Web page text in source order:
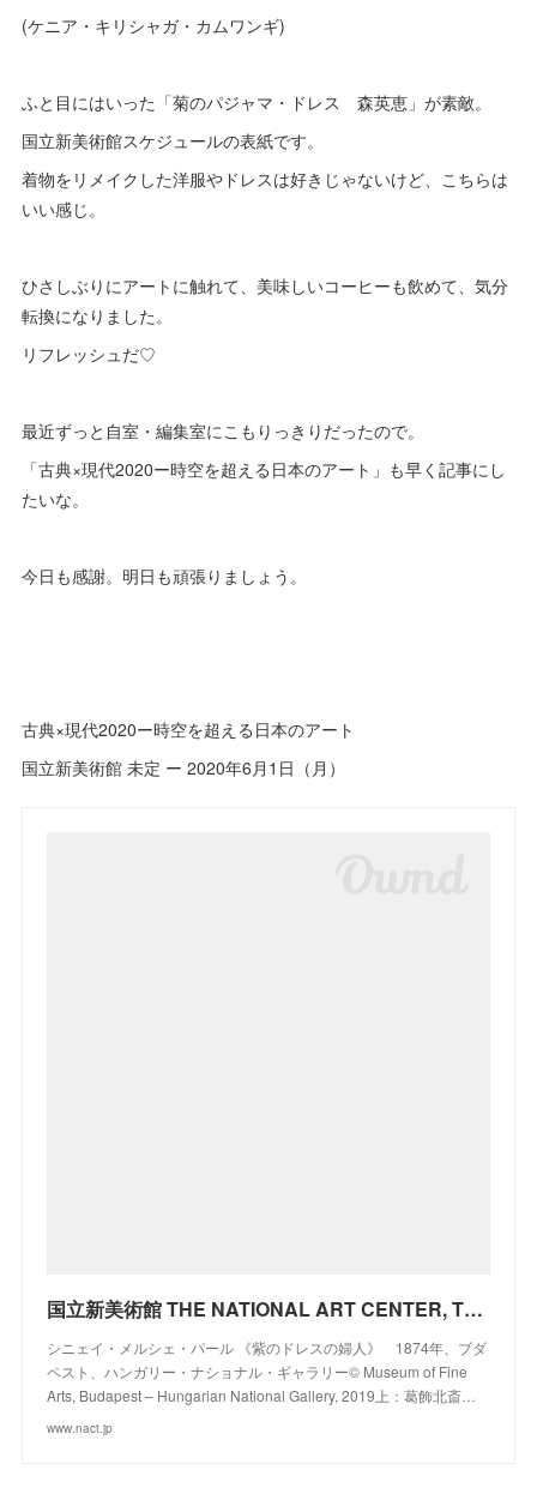
(ケニア・キリシャガ・カムワンギ)
ふと目にはいった「菊のパジャマ・ドレス 森英恵」が素敵。
国立新美術館スケジュールの表紙です。
着物をリメイクした洋服やドレスは好きじゃないけど、こちらは
いい感じ。
ひさしぶりにアートに触れて、美味しいコーヒーも飲めて、気分
転換になりました。
リフレッシュだ♡
最近ずっと自室・編集室にこもりっきりだったので。
「古典×現代2020ー時空を超える日本のアート」も早く記事にし
たいな。
今日も感謝。明日も頑張りましょう。
古典×現代2020ー時空を超える日本のアート
国立新美術館 未定 ー 2020年6月1日（月）
国立新美術館 THE NATIONAL ART CENTER, TOKYO
シニェイ・メルシェ・パール 《紫のドレスの婦人》 1874年、ブダ
ペスト、ハンガリー・ナショナル・ギャラリー© Museum of Fine
Arts, Budapest – Hungarian National Gallery, 2019上：葛飾北斎…
www.nact.jp